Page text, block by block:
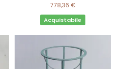
778,36 €
Acquistabile